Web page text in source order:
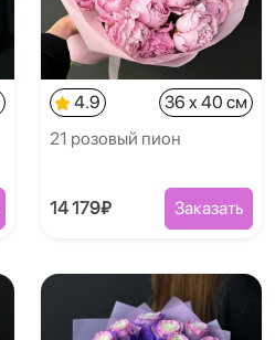
4.9
36 x 40 см
21 розовый пион
14 179₽ Заказать